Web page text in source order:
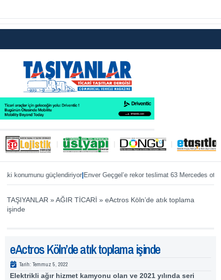
güçlendiriyor|Enver Geçgel’e rekor teslimat 63 Mercedes otobüs|
TAŞIYANLAR »AĞIR TİCARİ » eActros Köln’de atık toplama
işinde
eActros Köln’de atık toplama işinde
Tarih: Temmuz 5, 2022
Elektrikli ağır hizmet kamyonu olan ve 2021 yılında seri